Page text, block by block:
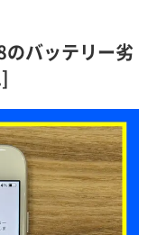
バッテリー劣